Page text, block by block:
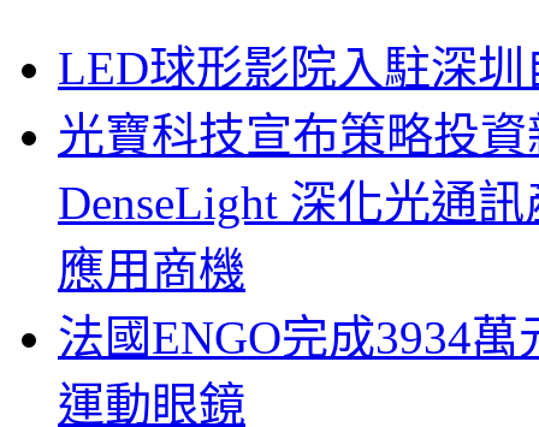
LED球形影院入駐深
光寶科技宣布策略投
DenseLight 深化光通
應用商機
法國ENGO完成3934
運動眼鏡